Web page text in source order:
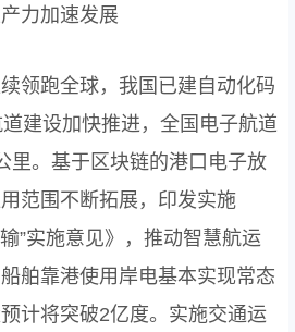
力加速发展
跑全球，我国已建自动化码
建设加快推进，全国电子航道
里。基于区块链的港口电子放
范围不断拓展，印发实施
”实施意见》，推动智慧航运
舶靠港使用岸电基本实现常态
计将突破2亿度。实施交通运